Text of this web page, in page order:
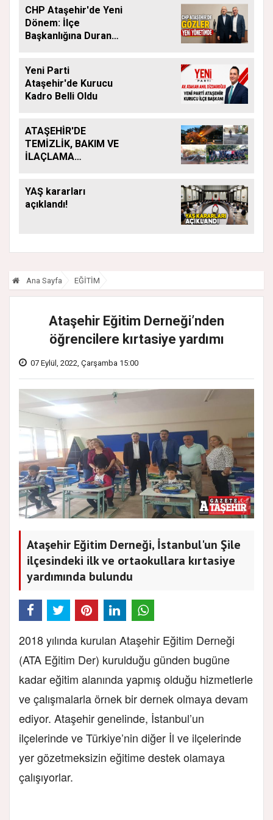
CHP Ataşehir'de Yeni
Dönem: İlçe
Başkanlığına Duran
Yeni Parti
Ataşehir'de Kurucu
Kadro Belli Oldu
ATAŞEHİR'DE
TEMİZLİK, BAKIM VE
İLAÇLAMA
YAŞ kararları
açıklandı!
Ana Sayfa EĞİTİM
Ataşehir Eğitim Derneği’nden
öğrencilere kırtasiye yardımı
07 Eylül, 2022, Çarşamba 15:00
Ataşehir Eğitim Derneği, İstanbul'un Şile
ilçesindeki ilk ve ortaokullara kırtasiye
yardımında bulundu
2018 yılında kurulan Ataşehir Eğitim Derneği
(ATA Eğitim Der) kurulduğu günden bugüne
kadar eğitim alanında yapmış olduğu hizmetlerle
ve çalışmalarla örnek bir dernek olmaya devam
ediyor. Ataşehir genelinde, İstanbul’un
ilçelerinde ve Türkiye’nin diğer İl ve ilçelerinde
yer gözetmeksizin eğitime destek olamaya
çalışıyorlar.